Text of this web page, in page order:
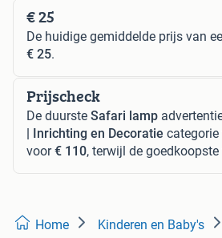
€ 25
De huidige gemiddelde prijs van
€ 25.
Prijscheck
De duurste Safari lamp
| Inrichting en Decoratie categorie
voor€ 110, terwijl de
Home Kinderen en Baby's